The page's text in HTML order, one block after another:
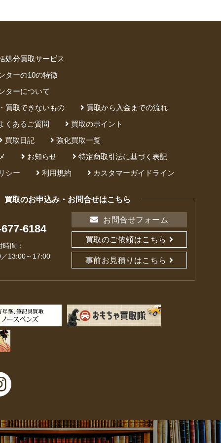
処分買取サービス
ターの10の特徴
ターについて
買取できないもの
買取から入金までの流れ
くあるご質問
買取のポイント
買取日記
強化買取一覧
お知らせ
特定商取引法に基づく表記
シー
利用規約 カスタマーガイドライン
買取のお申込み・お問合せはこちら
6184
時間：
13:00～17:00
お問合せフォーム
買取のご依頼はこちら
事前お見積りはこちら